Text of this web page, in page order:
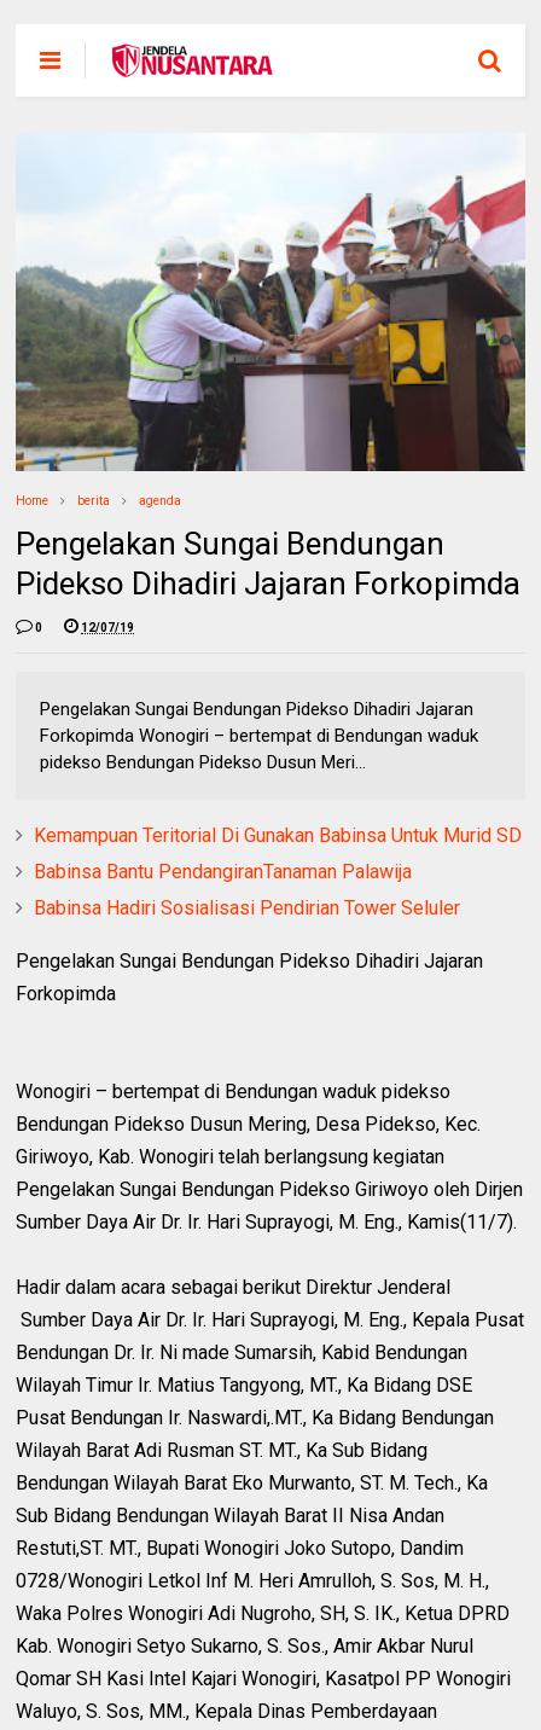
Home berita agenda
Pengelakan Sungai Bendungan
Pidekso Dihadiri Jajaran Forkopimda
0 12/07/19
Pengelakan Sungai Bendungan Pidekso Dihadiri Jajaran
Forkopimda Wonogiri – bertempat di Bendungan waduk
pidekso Bendungan Pidekso Dusun Meri...
Kemampuan Teritorial Di Gunakan Babinsa Untuk Murid SD
Babinsa Bantu PendangiranTanaman Palawija
Babinsa Hadiri Sosialisasi Pendirian Tower Seluler
Pengelakan Sungai Bendungan Pidekso Dihadiri Jajaran
Forkopimda
Wonogiri – bertempat di Bendungan waduk pidekso
Bendungan Pidekso Dusun Mering, Desa Pidekso, Kec.
Giriwoyo, Kab. Wonogiri telah berlangsung kegiatan
Pengelakan Sungai Bendungan Pidekso Giriwoyo oleh Dirjen
Sumber Daya Air Dr. Ir. Hari Suprayogi, M. Eng., Kamis(11/7).
Hadir dalam acara sebagai berikut Direktur Jenderal
Sumber Daya Air Dr. Ir. Hari Suprayogi, M. Eng., Kepala Pusat
Bendungan Dr. Ir. Ni made Sumarsih, Kabid Bendungan
Wilayah Timur Ir. Matius Tangyong, MT., Ka Bidang DSE
Pusat Bendungan Ir. Naswardi,.MT., Ka Bidang Bendungan
Wilayah Barat Adi Rusman ST. MT., Ka Sub Bidang
Bendungan Wilayah Barat Eko Murwanto, ST. M. Tech., Ka
Sub Bidang Bendungan Wilayah Barat II Nisa Andan
Restuti,ST. MT., Bupati Wonogiri Joko Sutopo, Dandim
0728/Wonogiri Letkol Inf M. Heri Amrulloh, S. Sos, M. H.,
Waka Polres Wonogiri Adi Nugroho, SH, S. IK., Ketua DPRD
Kab. Wonogiri Setyo Sukarno, S. Sos., Amir Akbar Nurul
Qomar SH Kasi Intel Kajari Wonogiri, Kasatpol PP Wonogiri
Waluyo, S. Sos, MM., Kepala Dinas Pemberdayaan